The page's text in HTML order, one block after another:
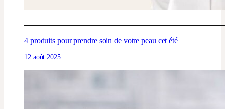
4 produits pour prendre soin de votre peau cet été
12 août 2025